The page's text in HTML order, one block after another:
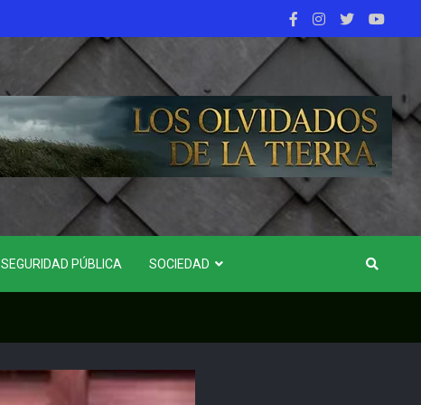
SEGURIDAD PÚBLICA SOCIEDAD